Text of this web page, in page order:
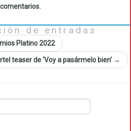
de entradas
Platino 2022
teaser de ‘Voy a pasármelo bien’ →